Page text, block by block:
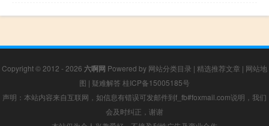
Copyright © 2012 - 2026 六啊网 Powered by 网站分类目录 | 精选推荐文章 | 网站地
图 | 疑难解答 桂ICP备15005185号
声明：本站内容来自互联网，如信息有错误可发邮件到f_fb#foxmail.com说明，我们
会及时纠正，谢谢